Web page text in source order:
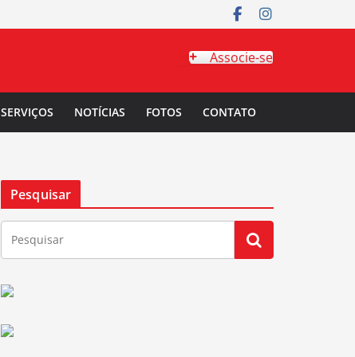
Associe-se
SERVIÇOS NOTÍCIAS FOTOS CONTATO
Pesquisar